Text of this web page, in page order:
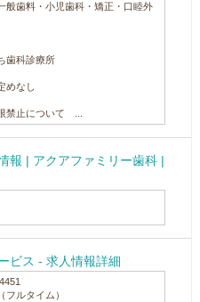
歯料・小児歯科・矯正・口睦外
歯科診療所
めなし
禁止について ...
報 | アクアファミリー歯科 |
ビス - 求人情報詳細
ルタイム）